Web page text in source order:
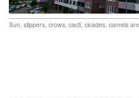
Sun, slippers, crows, cacti, cicades, camels